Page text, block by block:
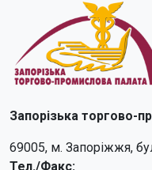
Запорізька торгово-
69005, м. Запоріжжя,
Тел./Факс: